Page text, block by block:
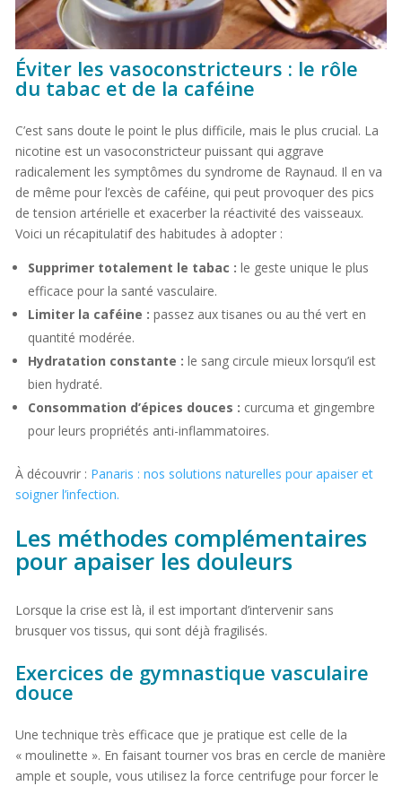
Éviter les vasoconstricteurs : le rôle
du tabac et de la caféine
C’est sans doute le point le plus difficile, mais le plus crucial. La
nicotine est un vasoconstricteur puissant qui aggrave
radicalement les symptômes du syndrome de Raynaud. Il en va
de même pour l’excès de caféine, qui peut provoquer des pics
de tension artérielle et exacerber la réactivité des vaisseaux.
Voici un récapitulatif des habitudes à adopter :
Supprimer totalement le tabac : le geste unique le plus
efficace pour la santé vasculaire.
Limiter la caféine : passez aux tisanes ou au thé vert en
quantité modérée.
Hydratation constante : le sang circule mieux lorsqu’il est
bien hydraté.
Consommation d’épices douces : curcuma et gingembre
pour leurs propriétés anti-inflammatoires.
À découvrir : Panaris : nos solutions naturelles pour apaiser et
soigner l’infection.
Les méthodes complémentaires
pour apaiser les douleurs
Lorsque la crise est là, il est important d’intervenir sans
brusquer vos tissus, qui sont déjà fragilisés.
Exercices de gymnastique vasculaire
douce
Une technique très efficace que je pratique est celle de la
« moulinette ». En faisant tourner vos bras en cercle de manière
ample et souple, vous utilisez la force centrifuge pour forcer le